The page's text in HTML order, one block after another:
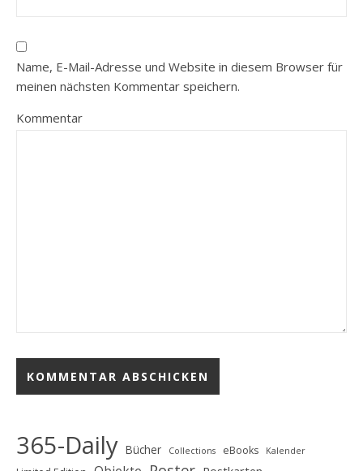
Name, E-Mail-Adresse und Website in diesem Browser für
meinen nächsten Kommentar speichern.
Kommentar
365-Daily Bücher Collections eBooks Kalender